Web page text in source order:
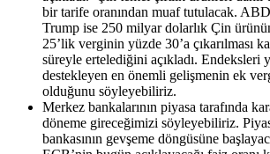
bir tarife oranından muaf tutulacak.
Trump ise 250 milyar dolarlık Çin
25’lik verginin yüzde 30’a çıkarılması
süreyle ertelediğini açıkladı. Endeksleri
destekleyen en önemli gelişmenin ek
olduğunu söyleyebiliriz.
Merkez bankalarının piyasa tarafında
döneme gireceğimizi söyleyebiliriz.
bankasının gevşeme döngüsüne